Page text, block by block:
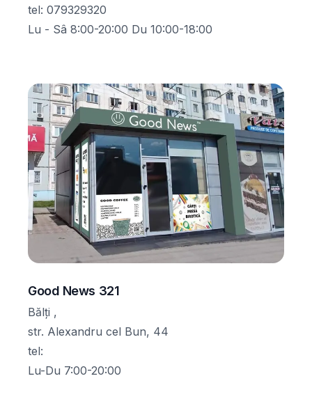
tel: 079329320
Lu - Sâ 8:00-20:00 Du 10:00-18:00
Good News 321
Bălți ,
str. Alexandru cel Bun, 44
tel:
Lu-Du 7:00-20:00